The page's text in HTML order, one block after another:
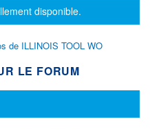
disponible.
de ILLINOIS TOOL WO
LE FORUM